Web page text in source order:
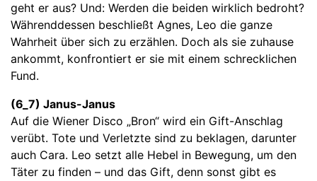
geht er aus? Und: Werden die beiden wirklich bedroht?
Währenddessen beschließt Agnes, Leo die ganze
Wahrheit über sich zu erzählen. Doch als sie zuhause
ankommt, konfrontiert er sie mit einem schrecklichen
Fund.
(6_7) Janus-Janus
Auf die Wiener Disco „Bron“ wird ein Gift-Anschlag
verübt. Tote und Verletzte sind zu beklagen, darunter
auch Cara. Leo setzt alle Hebel in Bewegung, um den
Täter zu finden – und das Gift, denn sonst gibt es